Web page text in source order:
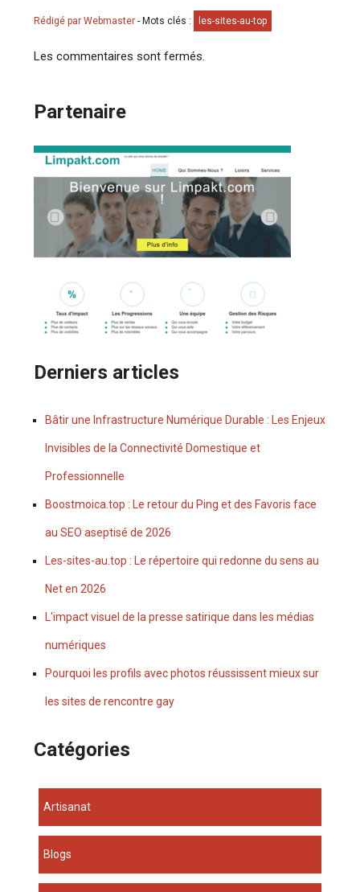
Rédigé par Webmaster-Mots clés : les-sites-au-top
Les commentaires sont fermés.
Partenaire
Derniers articles
Bâtir une Infrastructure Numérique Durable : Les Enjeux
Invisibles de la Connectivité Domestique et
Professionnelle
Boostmoica.top : Le retour du Ping et des Favoris face
au SEO aseptisé de 2026
Les-sites-au.top : Le répertoire qui redonne du sens au
Net en 2026
L'impact visuel de la presse satirique dans les médias
numériques
Pourquoi les profils avec photos réussissent mieux sur
les sites de rencontre gay
Catégories
Artisanat
Blogs